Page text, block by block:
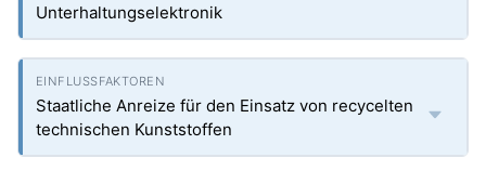
Unterhaltungselektronik
Staatliche Anreize für den Einsatz von recycelten
technischen Kunststoffen